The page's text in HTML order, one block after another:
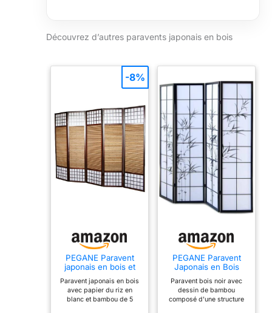
Découvrez d’autres paravents japonais en bois
PEGANE Paravent
japonais en bois et
panneaux
Paravent japonais en bois
avec papier du riz en
blanc et bambou de 5
-8%
PEGANE Paravent
Japonais en Bois
de 4 pans
Paravent bois noir avec
dessin de bambou
composé d'une structure